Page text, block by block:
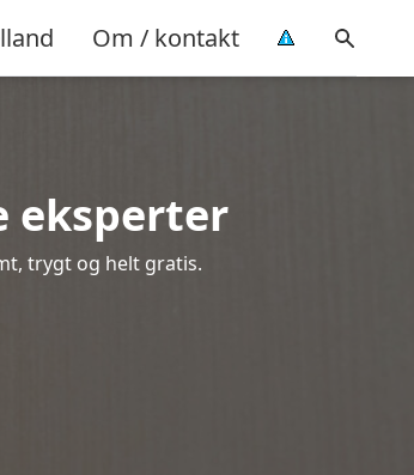
Om / kontakt
eksperter
trygt og helt gratis.